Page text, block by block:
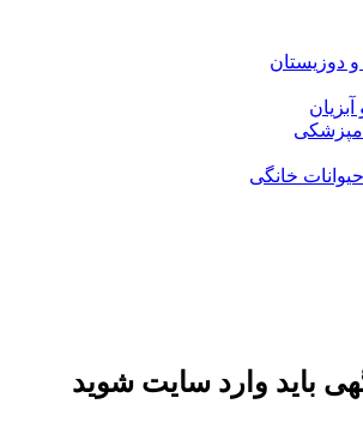
دوزیستان
خانگی
باید وارد سایت شوید